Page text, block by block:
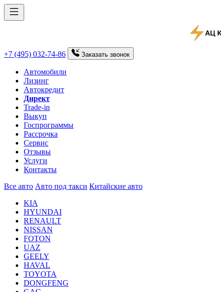
+7 (495) 032-74-86 Заказать звонок
Автомобили
Лизинг
Автокредит
Директ
Trade-in
Выкуп
Госпрограммы
Рассрочка
Сервис
Отзывы
Услуги
Контакты
Все авто Авто под такси Китайские авто
KIA
HYUNDAI
RENAULT
NISSAN
FOTON
UAZ
GEELY
HAVAL
TOYOTA
DONGFENG